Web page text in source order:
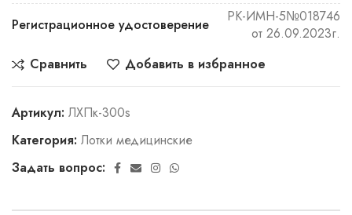
Регистрационное удостоверение
РК-ИМН-5№018746
от 26.09.2023г.
Сравнить
Добавить в избранное
Артикул: ЛХПк-300s
Категория: Лотки медицинские
Задать вопрос: